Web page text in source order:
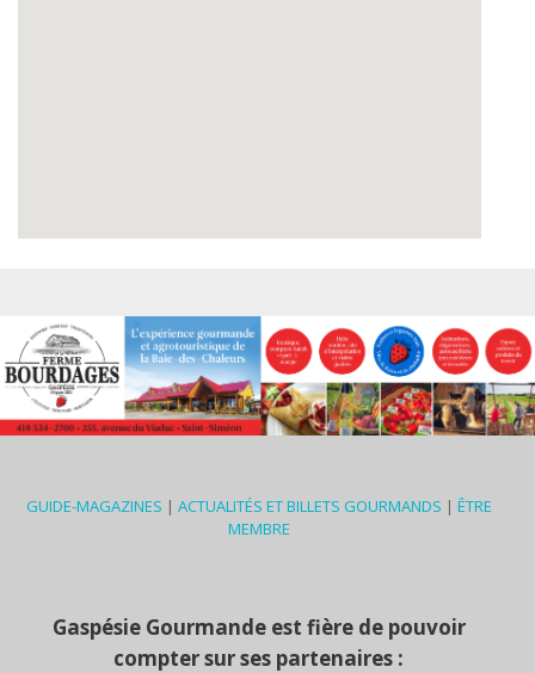
GUIDE-MAGAZINES | ACTUALITÉS ET BILLETS GOURMANDS | ÊTRE
MEMBRE
Gaspésie Gourmande est fière de pouvoir
compter sur ses partenaires :